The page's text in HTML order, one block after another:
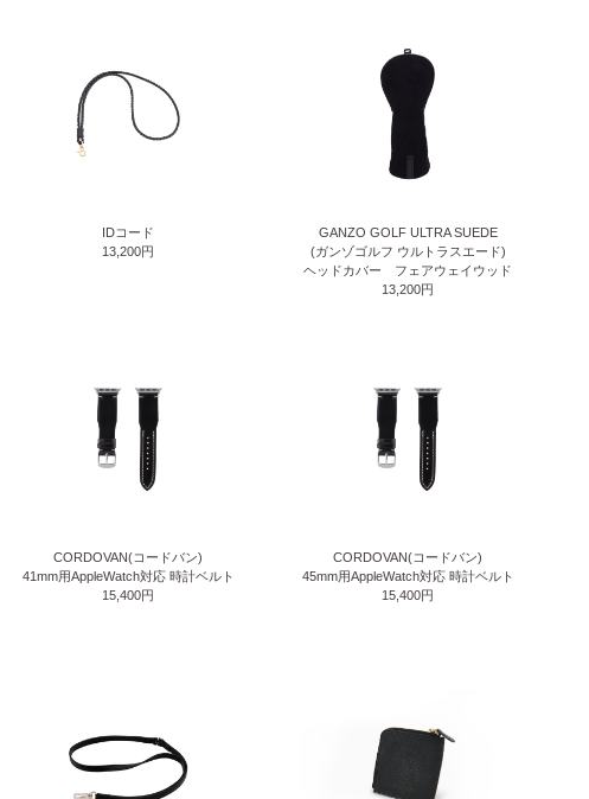
IDコード
13,200円
GANZO GOLF ULTRA SUEDE
(ガンゾゴルフ ウルトラスエード)
ヘッドカバー フェアウェイウッド
13,200円
CORDOVAN(コードバン)
41mm用AppleWatch対応 時計ベルト
15,400円
CORDOVAN(コードバン)
45mm用AppleWatch対応 時計ベルト
15,400円